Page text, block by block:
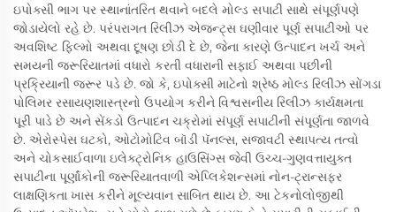
ઇપોક્સી ભાગ પર સ્થાનાંતરિત થવાને બદલે મોલ્ડ સપાટી સાથે સંપૂર્ણપણે
જોડાયેલો રહે છે. પરંપરાગત રિલીઝ એજન્ટ્સ ઘણીવાર પૂર્ણ સપાટીઓ પર
અવશિષ્ટ ફિલ્મો અથવા દૂષણ છોડી દે છે, જેના કારણે ઉત્પાદન ખર્ચ અને
સમયની જરૂરિયાતમાં વધારો કરતી વધારાની સફાઈ અથવા પછીની
પ્રક્રિયાની જરૂર પડે છે. જો કે, ઇપોક્સી માટેનો શ્રેષ્ઠ મોલ્ડ રિલીઝ સોંગડા
પોલિમર રસાયણશાસ્ત્રનો ઉપયોગ કરીને વિશ્વસનીય રિલીઝ કાર્યક્ષમતા
પૂરી પાડે છે અને સેંકડો ઉત્પાદન ચક્રોમાં સંપૂર્ણ સપાટીની સંપૂર્ણતા જાળવે
છે. એરોસ્પેસ ઘટકો, ઓટોમોટિવ બૉડી પૅનલ્સ, સજાવટી સ્થાપત્ય તત્વો
અને ચોકસાઈવાળા ઇલેક્ટ્રોનિક હાઉસિંગ્સ જેવી ઉચ્ચ-ગુણવત્તાયુક્ત
સપાટીના પૂર્ણાંકોની જરૂરિયાતવાળી એપ્લિકેશન્સમાં નોન-ટ્રાન્સફર
લાક્ષણિકતા ખાસ કરીને મૂલ્યવાન સાબિત થાય છે. આ ટેકનોલોજીથી